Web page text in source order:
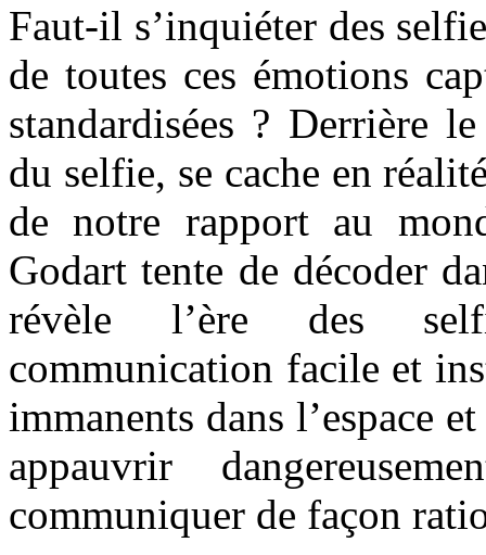
Faut-il s’inquiéter des
de toutes ces émotions
standardisées ? Derrière
du selfie, se cache en
de notre rapport au
Godart tente de décoder
révèle l’ère des
communication facile et
immanents dans l’espace
appauvrir
communiquer de façon